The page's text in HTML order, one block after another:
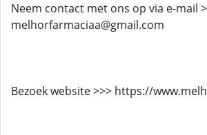
Neem contact met ons op via e-mail
melhorfarmaciaa@gmail.com
Bezoek website >>> https://